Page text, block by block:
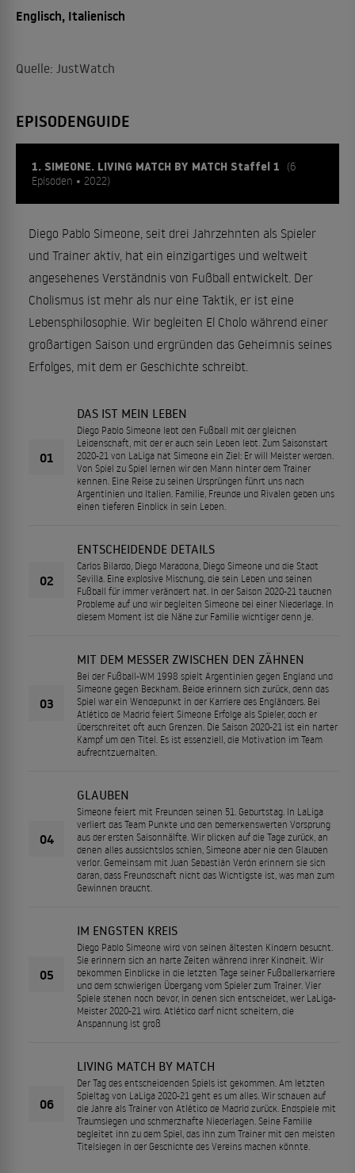
Englisch, Italienisch
Quelle: JustWatch
EPISODENGUIDE
1. SIMEONE. LIVING MATCH BY MATCH Staffel 1
(6
Episoden • 2022)
Diego Pablo Simeone, seit drei Jahrzehnten als Spieler
und Trainer aktiv, hat ein einzigartiges und weltweit
angesehenes Verständnis von Fußball entwickelt. Der
Cholismus ist mehr als nur eine Taktik, er ist eine
Lebensphilosophie. Wir begleiten El Cholo während einer
großartigen Saison und ergründen das Geheimnis seines
Erfolges, mit dem er Geschichte schreibt.
01
DAS IST MEIN LEBEN
Diego Pablo Simeone lebt den Fußball mit der gleichen
Leidenschaft, mit der er auch sein Leben lebt. Zum Saisonstart
2020-21 von LaLiga hat Simeone ein Ziel: Er will Meister werden.
Von Spiel zu Spiel lernen wir den Mann hinter dem Trainer
kennen. Eine Reise zu seinen Ursprüngen führt uns nach
Argentinien und Italien. Familie, Freunde und Rivalen geben uns
einen tieferen Einblick in sein Leben.
02
ENTSCHEIDENDE DETAILS
Carlos Bilardo, Diego Maradona, Diego Simeone und die Stadt
Sevilla. Eine explosive Mischung, die sein Leben und seinen
Fußball für immer verändert hat. In der Saison 2020-21 tauchen
Probleme auf und wir begleiten Simeone bei einer Niederlage. In
diesem Moment ist die Nähe zur Familie wichtiger denn je.
03
MIT DEM MESSER ZWISCHEN DEN ZÄHNEN
Bei der Fußball-WM 1998 spielt Argentinien gegen England und
Simeone gegen Beckham. Beide erinnern sich zurück, denn das
Spiel war ein Wendepunkt in der Karriere des Engländers. Bei
Atlético de Madrid feiert Simeone Erfolge als Spieler, doch er
überschreitet oft auch Grenzen. Die Saison 2020-21 ist ein harter
Kampf um den Titel. Es ist essenziell, die Motivation im Team
aufrechtzuerhalten.
04
GLAUBEN
Simeone feiert mit Freunden seinen 51. Geburtstag. In LaLiga
verliert das Team Punkte und den bemerkenswerten Vorsprung
aus der ersten Saisonhälfte. Wir blicken auf die Tage zurück, an
denen alles aussichtslos schien, Simeone aber nie den Glauben
verlor. Gemeinsam mit Juan Sebastián Verón erinnern sie sich
daran, dass Freundschaft nicht das Wichtigste ist, was man zum
Gewinnen braucht.
05
IM ENGSTEN KREIS
Diego Pablo Simeone wird von seinen ältesten Kindern besucht.
Sie erinnern sich an harte Zeiten während ihrer Kindheit. Wir
bekommen Einblicke in die letzten Tage seiner Fußballerkarriere
und dem schwierigen Übergang vom Spieler zum Trainer. Vier
Spiele stehen noch bevor, in denen sich entscheidet, wer LaLiga-
Meister 2020-21 wird. Atlético darf nicht scheitern, die
Anspannung ist groß
06
LIVING MATCH BY MATCH
Der Tag des entscheidenden Spiels ist gekommen. Am letzten
Spieltag von LaLiga 2020-21 geht es um alles. Wir schauen auf
die Jahre als Trainer von Atlético de Madrid zurück. Endspiele mit
Traumsiegen und schmerzhafte Niederlagen. Seine Familie
begleitet ihn zu dem Spiel, das ihn zum Trainer mit den meisten
Titelsiegen in der Geschichte des Vereins machen könnte.